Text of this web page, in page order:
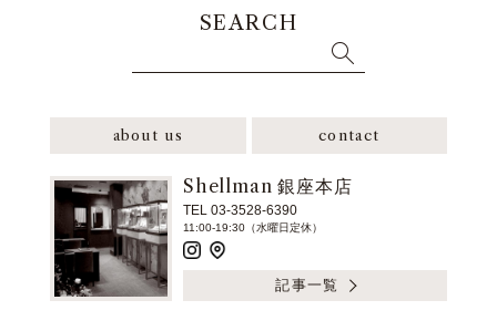
SEARCH
about us contact
Shellman 銀座本店
TEL 03-3528-6390
11:00-19:30（水曜日定休）
記事一覧